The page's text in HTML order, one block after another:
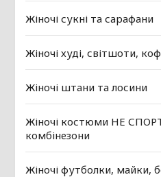
Жіночі сукні та сарафани
Жіночі худі, світшоти,
Жіночі штани та лосини
Жіночі костюми НЕ
комбінезони
Жіночі футболки, майки,